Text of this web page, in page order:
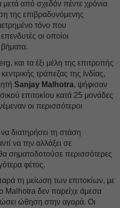
μετά από σχεδόν πέντε χρόνια
της επιβραδυνόμενης
τόνο που
οι οποίοι
και τα έξι μέλη της επιτροπής
τράπεζας της Ινδίας,
Sanjay Malhotra, ψήφισαν
επιτοκίου κατά 25 μονάδες
οι περισσότεροι
διατηρήσει τη στάση
να την αλλάξει σε
σηματοδοτούσε περισσότερες
φέτος.
τη μείωση των επιτοκίων, με
Malhotra δεν παρείχε άμεσα
ώθηση στην αγορά. Οι